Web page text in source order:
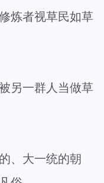
者视草民如草
一群人当做草
、大一统的朝